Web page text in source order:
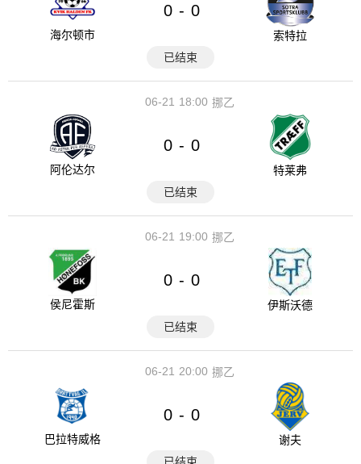
海尔顿市
0 - 0
索特拉
已结束
18:00
06-21 挪乙
阿伦达尔
0 - 0
特莱弗
已结束
19:00
06-21 挪乙
侯尼霍斯
0 - 0
伊斯沃德
已结束
20:00
06-21 挪乙
巴拉特威格
0 - 0
谢夫